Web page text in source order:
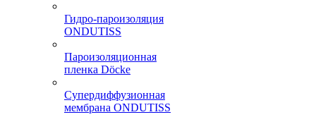
Гидро-пароизоляция
ONDUTISS
Пароизоляционная
пленка Döcke
Супердиффузионная
мембрана ONDUTISS